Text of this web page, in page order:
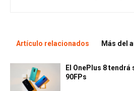
Artículo relacionados Más del
El OnePlus 8
90FPs